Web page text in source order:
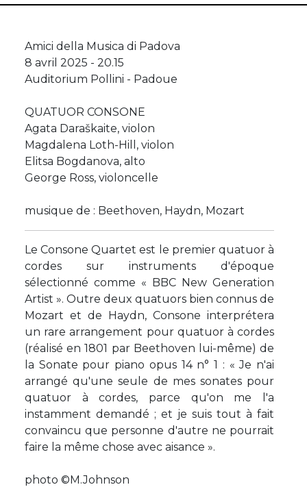
Amici della Musica di Padova
8 avril 2025 - 20.15
Auditorium Pollini - Padoue
QUATUOR CONSONE
Agata Daraškaite, violon
Magdalena Loth-Hill, violon
Elitsa Bogdanova, alto
George Ross, violoncelle
musique de : Beethoven, Haydn, Mozart
Le Consone Quartet est le premier quatuor à
cordes sur instruments d'époque
sélectionné comme « BBC New Generation
Artist ». Outre deux quatuors bien connus de
Mozart et de Haydn, Consone interprétera
un rare arrangement pour quatuor à cordes
(réalisé en 1801 par Beethoven lui-même) de
la Sonate pour piano opus 14 n° 1 : « Je n'ai
arrangé qu'une seule de mes sonates pour
quatuor à cordes, parce qu'on me l'a
instamment demandé ; et je suis tout à fait
convaincu que personne d'autre ne pourrait
faire la même chose avec aisance ».
photo ©M.Johnson